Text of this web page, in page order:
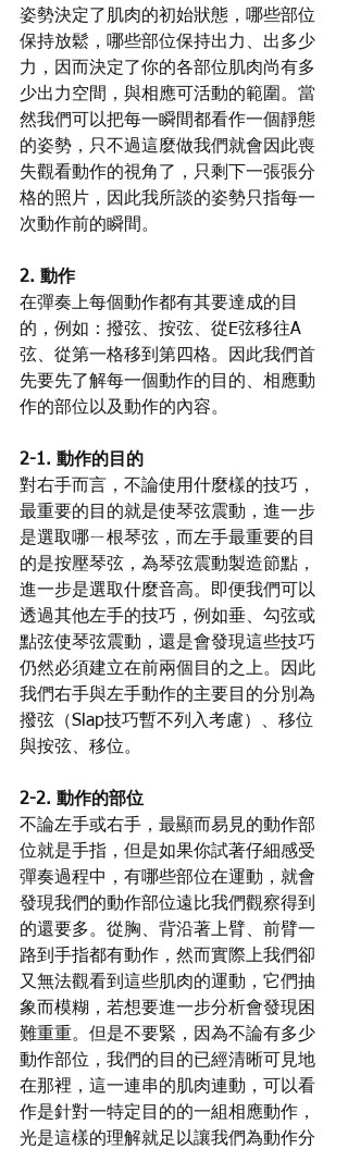
姿勢決定了肌肉的初始狀態，哪些部位
保持放鬆，哪些部位保持出力、出多少
力，因而決定了你的各部位肌肉尚有多
少出力空間，與相應可活動的範圍。當
然我們可以把每一瞬間都看作一個靜態
的姿勢，只不過這麼做我們就會因此喪
失觀看動作的視角了，只剩下一張張分
格的照片，因此我所談的姿勢只指每一
次動作前的瞬間。
2. 動作
在彈奏上每個動作都有其要達成的目
的，例如：撥弦、按弦、從E弦移往A
弦、從第一格移到第四格。因此我們首
先要先了解每一個動作的目的、相應動
作的部位以及動作的內容。
2-1. 動作的目的
對右手而言，不論使用什麼樣的技巧，
最重要的目的就是使琴弦震動，進一步
是選取哪ㄧ根琴弦，而左手最重要的目
的是按壓琴弦，為琴弦震動製造節點，
進一步是選取什麼音高。即便我們可以
透過其他左手的技巧，例如垂、勾弦或
點弦使琴弦震動，還是會發現這些技巧
仍然必須建立在前兩個目的之上。因此
我們右手與左手動作的主要目的分別為
撥弦（Slap技巧暫不列入考慮）、移位
與按弦、移位。
2-2. 動作的部位
不論左手或右手，最顯而易見的動作部
位就是手指，但是如果你試著仔細感受
彈奏過程中，有哪些部位在運動，就會
發現我們的動作部位遠比我們觀察得到
的還要多。從胸、背沿著上臂、前臂一
路到手指都有動作，然而實際上我們卻
又無法觀看到這些肌肉的運動，它們抽
象而模糊，若想要進一步分析會發現困
難重重。但是不要緊，因為不論有多少
動作部位，我們的目的已經清晰可見地
在那裡，這一連串的肌肉連動，可以看
作是針對一特定目的的一組相應動作，
光是這樣的理解就足以讓我們為動作分